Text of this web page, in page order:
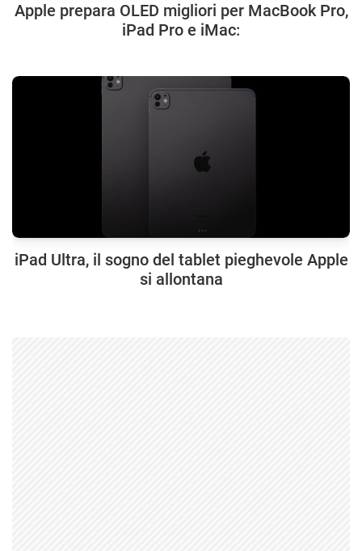
Apple prepara OLED migliori per MacBook Pro,
iPad Pro e iMac:
iPad Ultra, il sogno del tablet pieghevole Apple
si allontana